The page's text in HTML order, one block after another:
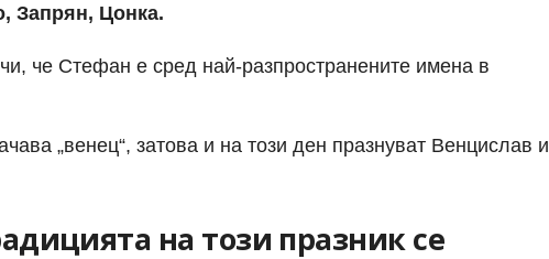
Запрян, Цонка.
че Стефан е сред най-разпространените имена в
„венец“, затова и на този ден празнуват Венцислав и
на този празник се